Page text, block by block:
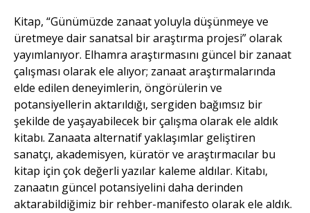
Kitap, “Günümüzde zanaat yoluyla düşünmeye ve
üretmeye dair sanatsal bir araştırma projesi” olarak
yayımlanıyor. Elhamra araştırmasını güncel bir zanaat
çalışması olarak ele alıyor; zanaat araştırmalarında
elde edilen deneyimlerin, öngörülerin ve
potansiyellerin aktarıldığı, sergiden bağımsız bir
şekilde de yaşayabilecek bir çalışma olarak ele aldık
kitabı. Zanaata alternatif yaklaşımlar geliştiren
sanatçı, akademisyen, küratör ve araştırmacılar bu
kitap için çok değerli yazılar kaleme aldılar. Kitabı,
zanaatın güncel potansiyelini daha derinden
aktarabildiğimiz bir rehber-manifesto olarak ele aldık.